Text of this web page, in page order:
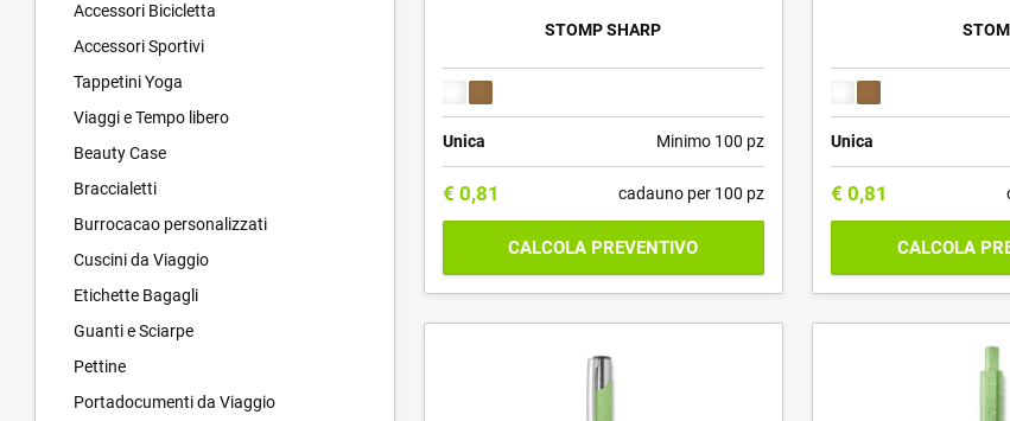
Accessori Bicicletta
Accessori Sportivi
Tappetini Yoga
Viaggi e Tempo libero
Beauty Case
Braccialetti
Burrocacao personalizzati
Cuscini da Viaggio
Etichette Bagagli
Guanti e Sciarpe
Pettine
Portadocumenti da Viaggio
STOMP SHARP
Unica Minimo 100 pz
€ 0,81 cadauno per 100 pz
CALCOLA PREVENTIVO
Unica
€ 0,81
CALCOLA